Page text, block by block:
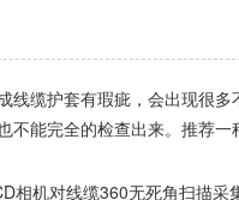
缆护套有瑕疵，会出现很
能完全的检查出来。推荐
机对线缆360无死角扫描